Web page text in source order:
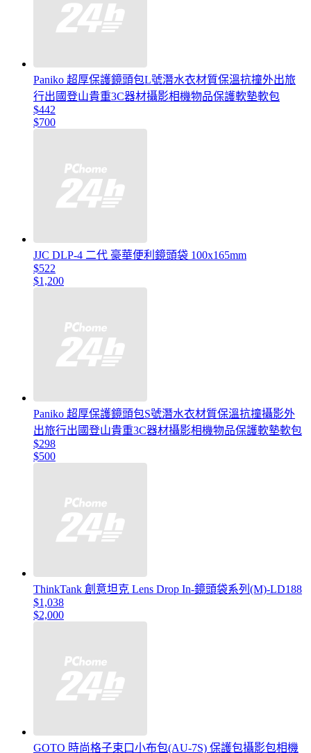
Paniko 超厚保護鏡頭包L號潛水衣材質保溫抗撞外出旅
行出國登山貴重3C器材攝影相機物品保護軟墊軟包
$442
$700
JJC DLP-4 二代 豪華便利鏡頭袋 100x165mm
$522
$1,200
Paniko 超厚保護鏡頭包S號潛水衣材質保溫抗撞攝影外
出旅行出國登山貴重3C器材攝影相機物品保護軟墊軟包
$298
$500
ThinkTank 創意坦克 Lens Drop In-鏡頭袋系列(M)-LD188
$1,038
$2,000
GOTO 時尚格子束口小布包(AU-7S) 保護包攝影包相機